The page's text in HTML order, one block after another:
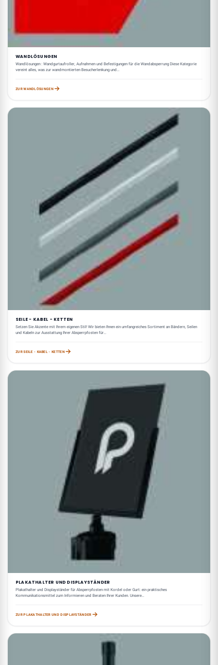
WANDLÖSUNGEN
Wandlösungen : Wandgurtaufroller, Aufnahmen und Befestigungen für die Wandabsperrung Diese Kategorie
vereint alles, was zur wandmontierten Besucherlenkung und…
ZUR WANDLÖSUNGEN
SEILE - KABEL - KETTEN
Setzen Sie Akzente mit Ihrem eigenen Stil! Wir bieten Ihnen ein umfangreiches Sortiment an Bändern, Seilen
und Kabeln zur Ausstattung Ihrer Absperrpfosten für…
ZUR SEILE - KABEL - KETTEN
PLAKATHALTER UND DISPLAYSTÄNDER
Plakathalter und Displayständer für Absperrpfosten mit Kordel oder Gurt: ein praktisches
Kommunikationsmittel zum Informieren und Beraten Ihrer Kunden. Unsere…
ZUR PLAKATHALTER UND DISPLAYSTÄNDER